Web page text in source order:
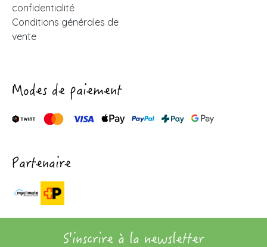
confidentialité
Conditions générales de
vente
Modes de paiement
Partenaire
S'inscrire à la newsletter